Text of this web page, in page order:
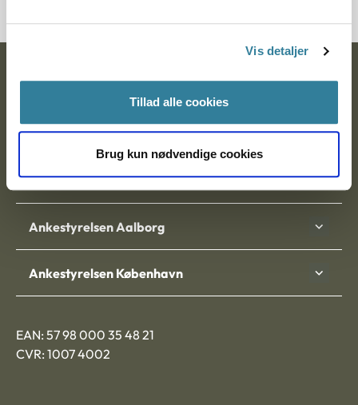
Vis detaljer
Tillad alle cookies
Brug kun nødvendige cookies
Ankestyrelsen
Nytorv 7, 2. sal
Ankestyrelsen Aalborg
Ankestyrelsen København
EAN: 57 98 000 35 48 21
CVR: 1007 4002